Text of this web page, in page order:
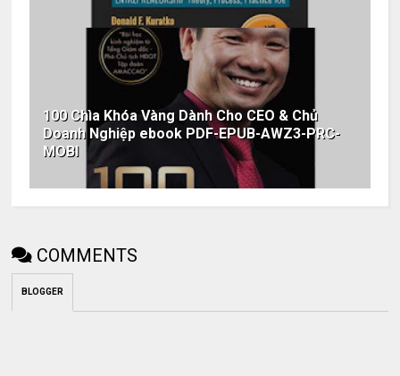
100 Chìa Khóa Vàng Dành Cho CEO & Chủ
Doanh Nghiệp ebook PDF-EPUB-AWZ3-PRC-
MOBI
COMMENTS
BLOGGER